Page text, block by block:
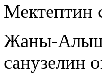
Мектептин
Жаны-Алыш
санузелин